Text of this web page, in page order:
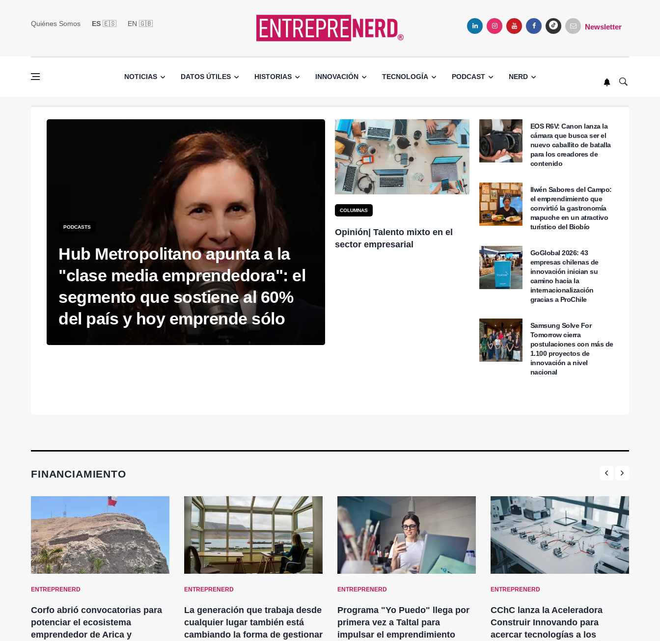
Quiénes Somos ES 🇪🇸 EN 🇬🇧󠁢󠁥󠁮󠁧󠁿 Newsletter
NOTICIAS DATOS ÚTILES HISTORIAS INNOVACIÓN TECNOLOGÍA PODCAST NERD
PODCASTS
Hub Metropolitano apunta a la
"clase media emprendedora": el
segmento que sostiene al 60%
del país y hoy emprende sólo
COLUMNAS
Opinión| Talento mixto en el
sector empresarial
EOS R6V: Canon lanza la
cámara que busca ser el
nuevo caballito de batalla
para los creadores de
contenido
Ilwén Sabores del Campo:
el emprendimiento que
convirtió la gastronomía
mapuche en un atractivo
turístico del Biobío
GoGlobal 2026: 43
empresas chilenas de
innovación inician su
camino hacia la
internacionalización
gracias a ProChile
Samsung Solve For
Tomorrow cierra
postulaciones con más de
1.100 proyectos de
innovación a nivel
nacional
FINANCIAMIENTO
ENTREPRENERD
Corfo abrió convocatorias para
potenciar el ecosistema
emprendedor de Arica y
ENTREPRENERD
La generación que trabaja desde
cualquier lugar también está
cambiando la forma de gestionar
ENTREPRENERD
Programa "Yo Puedo" llega por
primera vez a Taltal para
impulsar el emprendimiento
ENTREPRENERD
CChC lanza la Aceleradora
Construir Innovando para
acercar tecnologías a los